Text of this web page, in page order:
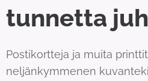
tunnetta
Postikortteja ja muita
neljänkymmenen